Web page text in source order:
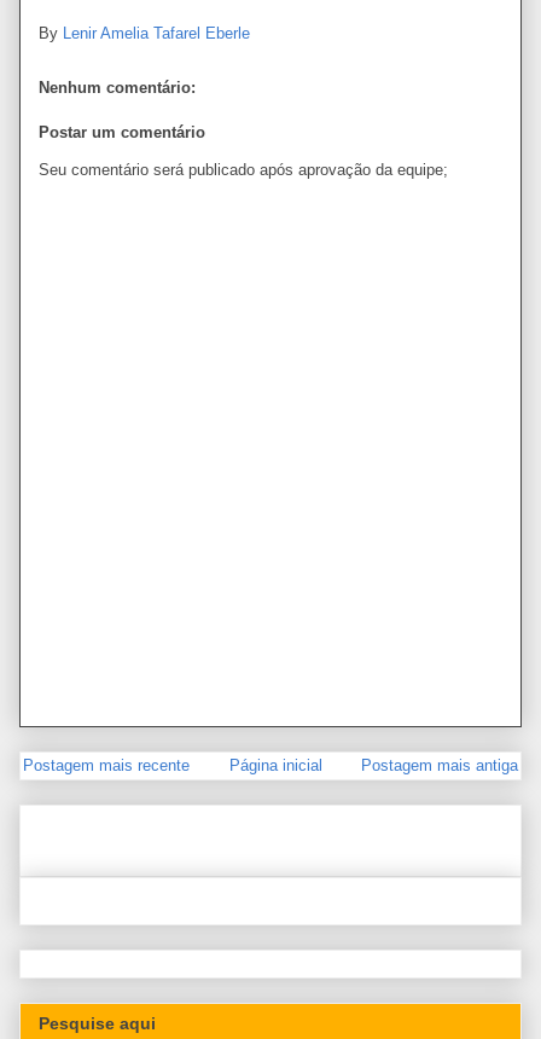
By Lenir Amelia Tafarel Eberle
Nenhum comentário:
Postar um comentário
Seu comentário será publicado após aprovação da equipe;
Postagem mais recente Postagem mais antiga
Página inicial
Pesquise aqui